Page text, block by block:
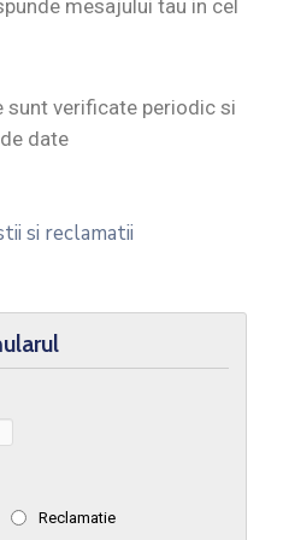
mesajului tau in cel
sunt verificate periodic si
date
Reclamatie